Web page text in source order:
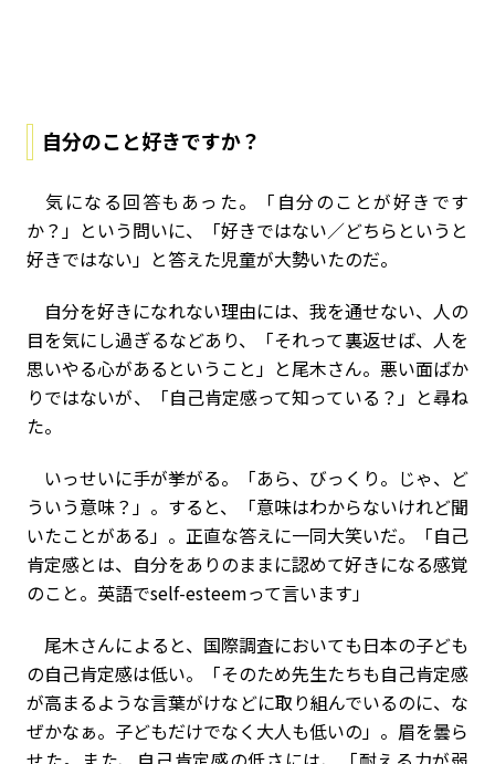
自分のこと好きですか？
気になる回答もあった。「自分のことが好きです
か？」という問いに、「好きではない／どちらというと
好きではない」と答えた児童が大勢いたのだ。
自分を好きになれない理由には、我を通せない、人の
目を気にし過ぎるなどあり、「それって裏返せば、人を
思いやる心があるということ」と尾木さん。悪い面ばか
りではないが、「自己肯定感って知っている？」と尋ね
た。
いっせいに手が挙がる。「あら、びっくり。じゃ、ど
ういう意味？」。すると、「意味はわからないけれど聞
いたことがある」。正直な答えに一同大笑いだ。「自己
肯定感とは、自分をありのままに認めて好きになる感覚
のこと。英語でself-esteemって言います」
尾木さんによると、国際調査においても日本の子ども
の自己肯定感は低い。「そのため先生たちも自己肯定感
が高まるような言葉がけなどに取り組んでいるのに、な
ぜかなぁ。子どもだけでなく大人も低いの」。眉を曇ら